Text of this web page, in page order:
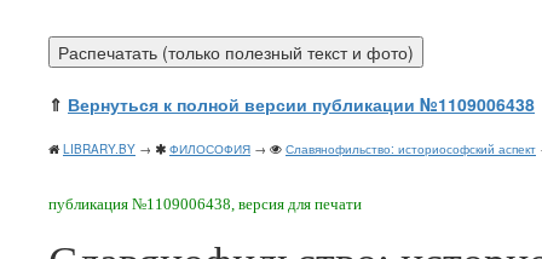
⇑ Вернуться к полной версии публикации №1109006438
LIBRARY.BY → ФИЛОСОФИЯ → Славянофильство: историософский аспект
публикация №1109006438, версия для печати